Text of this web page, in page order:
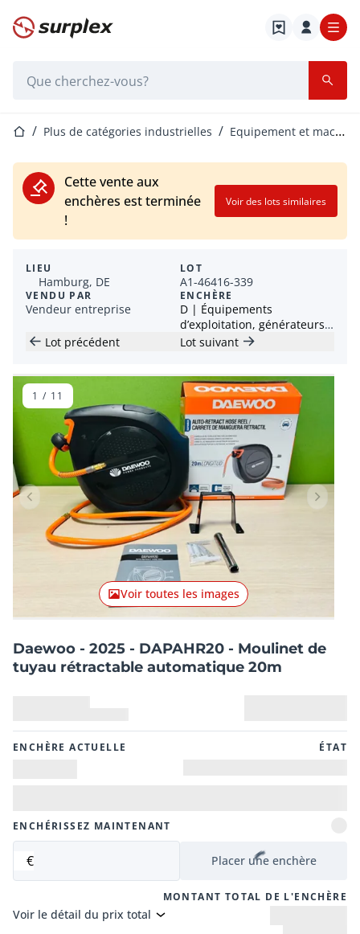
Page d'accueil
Page d'accueil
Plus de catégories industrielles Equipement et machines de processus
Cette vente aux
enchères est terminée
!
Voir des lots similaires
LIEU
Hamburg, DE
VENDU PAR
Vendeur entreprise
LOT
A1-46416-339
ENCHÈRE
D | Équipements
d’exploitation, générateurs,
machines-outils et plus
Lot précédent Lot suivant
Lot précédent Lot
Voir toutes les images
1 / 11
Daewoo - 2025 - DAPAHR20 - Moulinet de
tuyau rétractable automatique 20m
ENCHÈRE ACTUELLE ÉTAT
ENCHÉRISSEZ MAINTENANT
€ Placer une enchère
MONTANT TOTAL DE L'ENCHÈRE
Voir le détail du prix total